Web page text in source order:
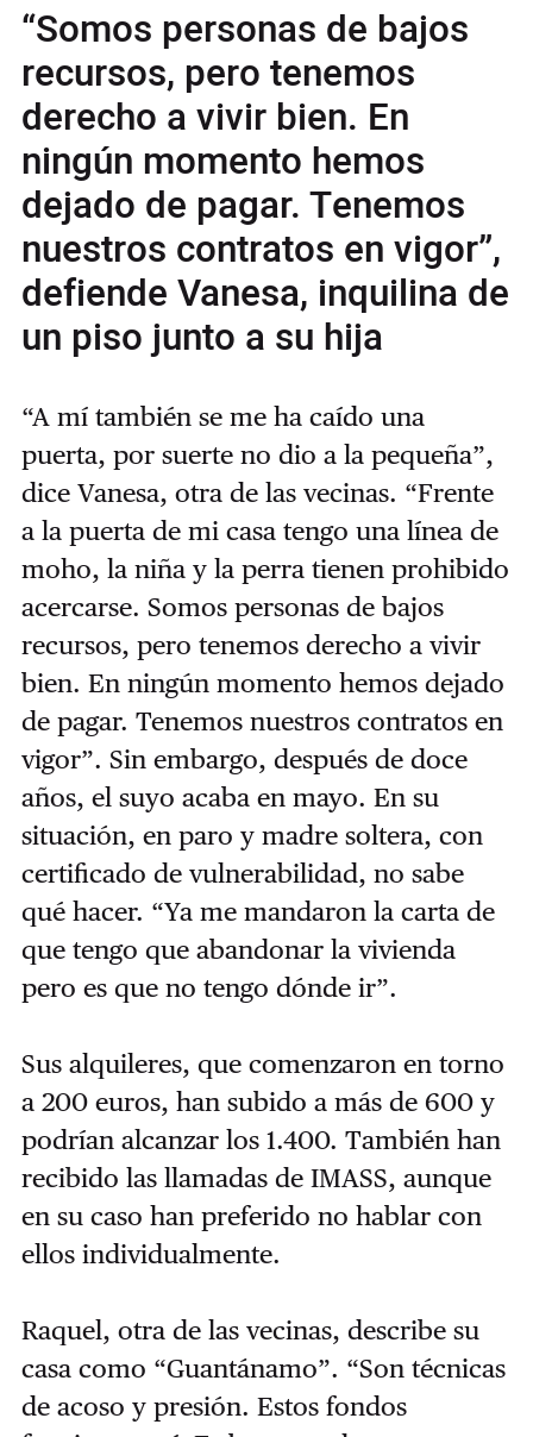
“Somos personas de bajos
recursos, pero tenemos
derecho a vivir bien. En
ningún momento hemos
dejado de pagar. Tenemos
nuestros contratos en vigor”,
defiende Vanesa, inquilina de
un piso junto a su hija
“A mí también se me ha caído una
puerta, por suerte no dio a la pequeña”,
dice Vanesa, otra de las vecinas. “Frente
a la puerta de mi casa tengo una línea de
moho, la niña y la perra tienen prohibido
acercarse. Somos personas de bajos
recursos, pero tenemos derecho a vivir
bien. En ningún momento hemos dejado
de pagar. Tenemos nuestros contratos en
vigor”. Sin embargo, después de doce
años, el suyo acaba en mayo. En su
situación, en paro y madre soltera, con
certificado de vulnerabilidad, no sabe
qué hacer. “Ya me mandaron la carta de
que tengo que abandonar la vivienda
pero es que no tengo dónde ir”.
Sus alquileres, que comenzaron en torno
a 200 euros, han subido a más de 600 y
podrían alcanzar los 1.400. También han
recibido las llamadas de IMASS, aunque
en su caso han preferido no hablar con
ellos individualmente.
Raquel, otra de las vecinas, describe su
casa como “Guantánamo”. “Son técnicas
de acoso y presión. Estos fondos